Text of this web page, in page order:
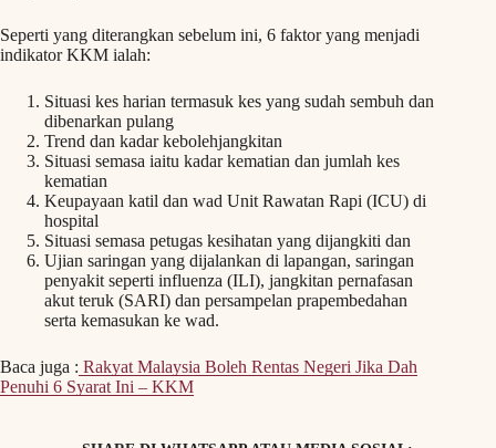
Seperti yang diterangkan sebelum ini, 6 faktor yang menjadi
indikator KKM ialah:
Situasi kes harian termasuk kes yang sudah sembuh dan
dibenarkan pulang
Trend dan kadar kebolehjangkitan
Situasi semasa iaitu kadar kematian dan jumlah kes
kematian
Keupayaan katil dan wad Unit Rawatan Rapi (ICU) di
hospital
Situasi semasa petugas kesihatan yang dijangkiti dan
Ujian saringan yang dijalankan di lapangan, saringan
penyakit seperti influenza (ILI), jangkitan pernafasan
akut teruk (SARI) dan persampelan prapembedahan
serta kemasukan ke wad.
Baca juga : Rakyat Malaysia Boleh Rentas Negeri Jika Dah
Penuhi 6 Syarat Ini – KKM